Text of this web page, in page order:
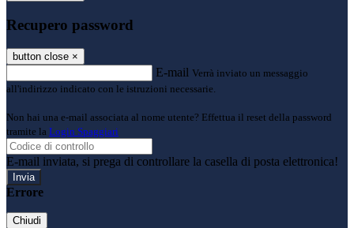
Recupero password
button close ×
E-mail Verrà inviato un messaggio
all'indirizzo indicato con le istruzioni necessarie.
Non hai una e-mail associata al nome utente? Effettua il reset della password
tramite la Login Spaggiari
E-mail inviata, si prega di controllare la casella di posta elettronica!
Errore
Chiudi